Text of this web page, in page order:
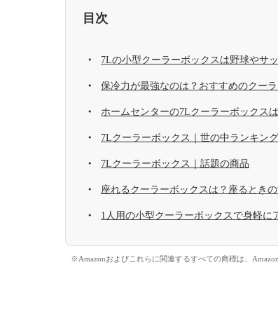
目次
7Lの小型クーラーボックスは野球やサ
保冷力が最強なのは？おすすめのクー
ホームセンターの7Lクーラーボックス
7Lクーラーボックス｜世の中ランキング
7Lクーラーボックス｜話題の商品
座れるクーラーボックスは？座るとき
1人用の小型クーラーボックスで身軽に
※Amazonおよびこれらに関連するすべての商標は、